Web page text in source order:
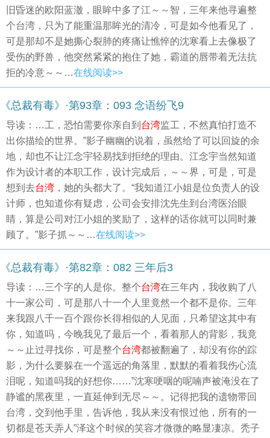
旧昏迷的欧阳蓝澈，眼眸中多了江～～智，三年来他寻遍整
个台湾，只为了能重温那眸光的清冷，可是如今他看见了，
可是那却不是她撕心裂肺的疼痛让憔悴的沈寒看上去像极了
受伤的野兽，他突然紧紧的抱住了她，霸道的唇带着无法抗
拒的冷意～～…在线阅读>>
《总裁有毒》·第93章：093 念语纷飞9
导读：…工，恐怕需要你亲自到 台湾监工，不然真怕打造不
出你描绘的世界。”影子幽幽的说着，虽然给了可以回旋的余
地，却也不让江念宇轻易找到拒绝的理由。江念宇当然知道
作为设计者的本职工作，设计完成后，～～界，可是，可是
想到去台湾 ，她的头都大了。“我知道江小姐是位负责人的设
计师，也知道你有疑虑，公司会安排沈先生到台湾医治眼
睛，算是公司对江小姐的奖励了，这样的话你就可以同时兼
顾了。”影子抓～～…在线阅读>>
《总裁有毒》·第82章：082 三年后3
导读：…三个字的人是你。整个台湾在三年内，我收购了八
十一家公司，可是那八十一个人里竟然一个都不是你。三年
来我跟八千一百个跟你长得相似的人见面，只希望这其中有
你，知道吗，今晚我见了最后一个，看着那人的背影，我竟
～～止过寻找你，可是整个台湾都被翻遍了，却没有你的踪
影，为什么要躲在一个遥远的角落里，默默的看着我伤心流
泪呢，知道吗我的好想你……”沈寒哽咽的呢喃声被淹没在了
静谧的黑夜里，一直延伸到无尽～～。记得把我的遗物带回
台湾，交到他手里，告诉他，我从来没有恨过他，所有的一
切都是苍天弄人”泽这个时候的笑容才微微的略显凄凉。秃子